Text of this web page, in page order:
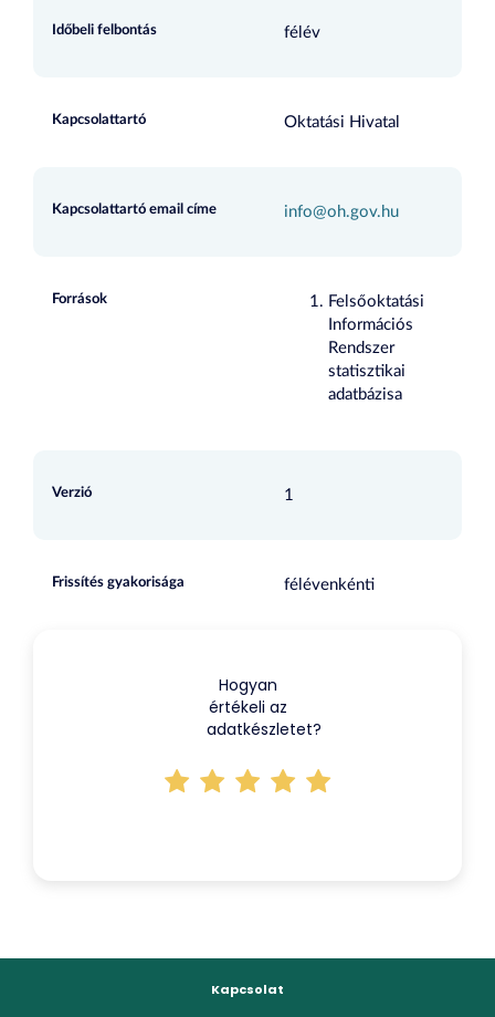
Időbeli felbontás félév
Kapcsolattartó Oktatási Hivatal
Kapcsolattartó email címe info@oh.gov.hu
Források
Felsőoktatási
Információs
Rendszer
statisztikai
adatbázisa
Verzió 1
Frissítés gyakorisága félévenkénti
Hogyan
értékeli az
adatkészletet?
Kapcsolat